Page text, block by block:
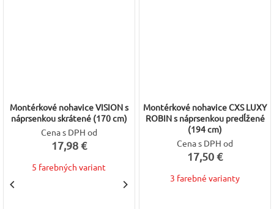
Montérkové nohavice VISION s
náprsenkou skrátené (170 cm)
Cena s DPH od
17,98 €
5 farebných variant
Montérkové nohavice CXS LUXY
ROBIN s náprsenkou predĺžené
(194 cm)
Cena s DPH od
17,50 €
3 farebné varianty